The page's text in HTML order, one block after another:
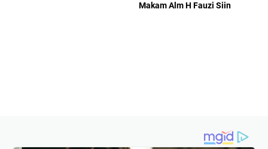
Makam Alm H Fauzi Siin